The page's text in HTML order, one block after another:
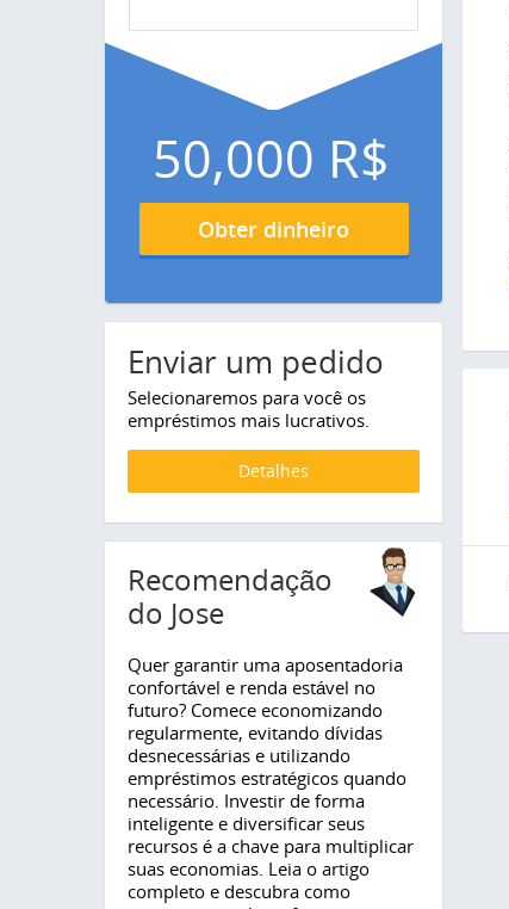
50,000 R$
Obter dinheiro
Enviar um pedido
Selecionaremos para você os
empréstimos mais lucrativos.
Detalhes
Recomendação
do Jose
Quer garantir uma aposentadoria
confortável e renda estável no
futuro? Comece economizando
regularmente, evitando dívidas
desnecessárias e utilizando
empréstimos estratégicos quando
necessário. Investir de forma
inteligente e diversificar seus
recursos é a chave para multiplicar
suas economias. Leia o artigo
completo e descubra como